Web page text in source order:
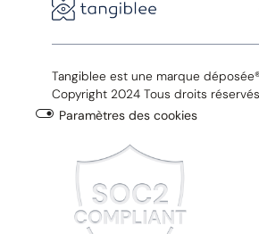
Tangiblee est une marque
Copyright 2024 Tous droits réservés
Paramètres des cookies